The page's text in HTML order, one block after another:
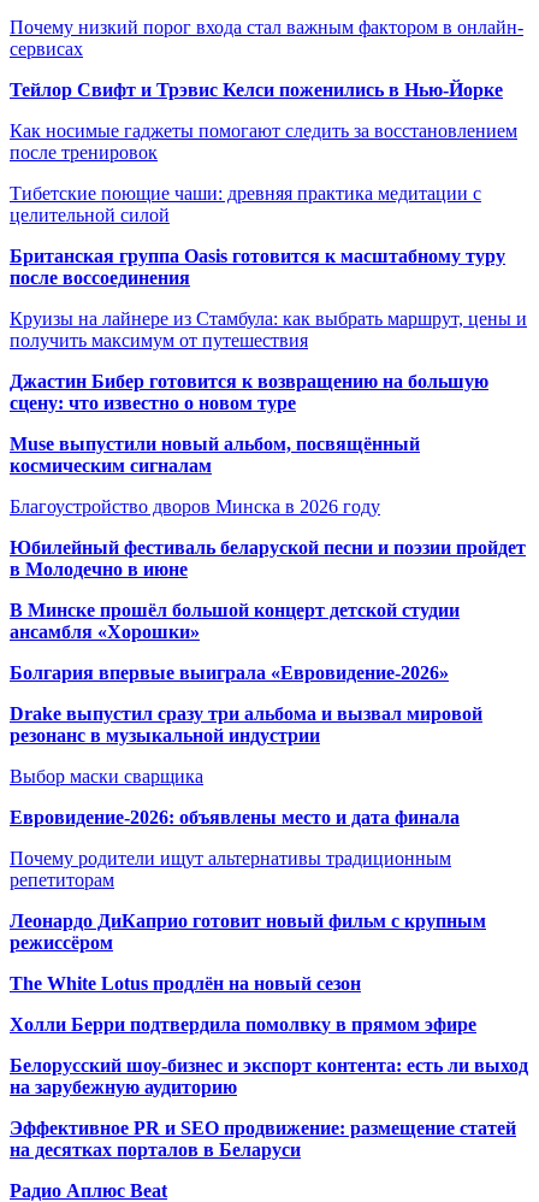
Почему низкий порог входа стал важным фактором в онлайн-
сервисах
Тейлор Свифт и Трэвис Келси поженились в Нью-Йорке
Как носимые гаджеты помогают следить за восстановлением
после тренировок
Тибетские поющие чаши: древняя практика медитации с
целительной силой
Британская группа Oasis готовится к масштабному туру
после воссоединения
Круизы на лайнере из Стамбула: как выбрать маршрут, цены и
получить максимум от путешествия
Джастин Бибер готовится к возвращению на большую
сцену: что известно о новом туре
Muse выпустили новый альбом, посвящённый
космическим сигналам
Благоустройство дворов Минска в 2026 году
Юбилейный фестиваль беларуской песни и поэзии пройдет
в Молодечно в июне
В Минске прошёл большой концерт детской студии
ансамбля «Хорошки»
Болгария впервые выиграла «Евровидение-2026»
Drake выпустил сразу три альбома и вызвал мировой
резонанс в музыкальной индустрии
Выбор маски сварщика
Евровидение-2026: объявлены место и дата финала
Почему родители ищут альтернативы традиционным
репетиторам
Леонардо ДиКаприо готовит новый фильм с крупным
режиссёром
The White Lotus продлён на новый сезон
Холли Берри подтвердила помолвку в прямом эфире
Белорусский шоу-бизнес и экспорт контента: есть ли выход
на зарубежную аудиторию
Эффективное PR и SEO продвижение: размещение статей
на десятках порталов в Беларуси
Радио Аплюс Beat